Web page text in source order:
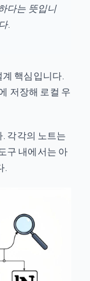
다는 뜻입니
.
핵심입니다.
저장해 로컬 우
각각의 노트는
구 내에서는 아
.